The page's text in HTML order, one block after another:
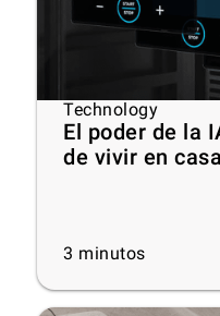
Technology
El poder de la
de vivir en
3 minutos